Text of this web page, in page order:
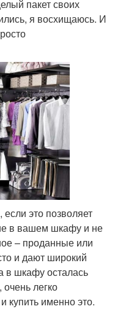
пакет своих
я восхищаюсь. И
это позволяет
в вашем шкафу и не
– проданные или
и дают широкий
в шкафу осталась
легко
купить именно это.